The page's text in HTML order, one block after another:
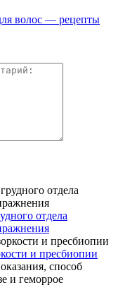
волос — рецепты
отдела
и пресбиопии